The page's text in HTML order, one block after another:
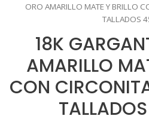
ORO AMARILLO MATE Y BRILLO
TALLADOS
18K
AMARILLO
CON